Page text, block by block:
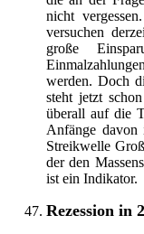
nicht
versuchen
große
werden. Doch
steht jetzt
überall auf die
Anfänge davon
Streikwelle
der den
ist ein Indikator.
Rezession in